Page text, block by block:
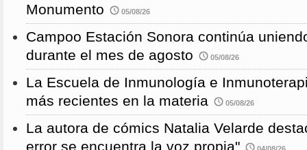
Monumento
05/08/26
Campoo Estación Sonora continúa
durante el mes de agosto
05/08/26
La Escuela de Inmunología e
más recientes en la materia
05/08/26
La autora de cómics Natalia Velarde
error se encuentra la voz propia"